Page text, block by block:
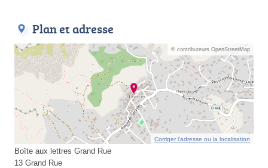
Plan et adresse
© contributeurs OpenStreetMap
Corriger l’adresse ou la localisation
Boîte aux lettres Grand Rue
13 Grand Rue